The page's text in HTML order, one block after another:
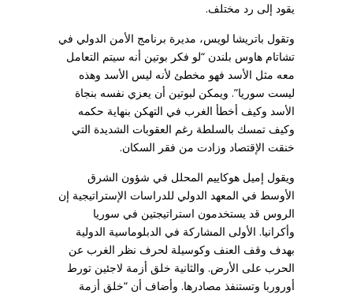
يقود إلى رد مختلف.
وتقول باتريشا لويس، مديرة برنامج الأمن الدولي في
تشاتام هاوس بلندن “لو فكر بوتين أنه سيتم التعامل
معه مثل الأسد فهو مخطئ لأنه ليس الأسد وهذه
ليست سوريا”. ويمكن لبوتين أن يعزي نفسه بنجاة
الأسد وكيف أخطأ الغرب في التهكن بنهاية حكمه
وكيف تمسك بالسلطة رغم العقوبات الشديدة التي
خنقت الإقتصاد وزادت من فقر السكان.
ويقول إميل هوكاييم المحلل في شؤون الشرق
الأوسط في المعهد الدولي للدراسات الإستراتيجية إن
الروس قد يستخدمون استراتيجتين في سوريا
وأكرانيا. الأولى المشاركة في الدبلوماسية الدولية
بهدف وقف العنف وكوسيلة لحرف نظر الغرب عن
الحرب على الأرض. والثانية خلق أزمة لاجئين تورط
أوروربا وتستنفذ مصادرها. وأضاف أن “خلق أزمة